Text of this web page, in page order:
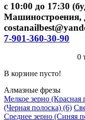
с 10:00 до 17:30
Машиностроения,
7-901-360-30-90
0
В корзине пусто!
Алмазные фрезы
Мелкое зерно (Красная
(Черная полоска) (6)
Среднее зерно (Синяя